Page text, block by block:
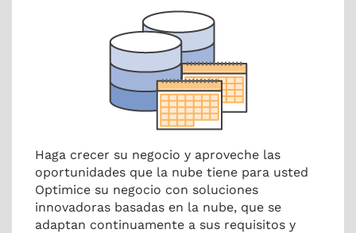
Haga crecer su negocio y aproveche las
oportunidades que la nube tiene para usted
Optimice su negocio con soluciones
innovadoras basadas en la nube, que se
adaptan continuamente a sus requisitos y